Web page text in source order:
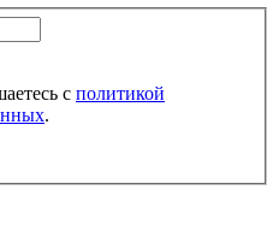
с политикой
.